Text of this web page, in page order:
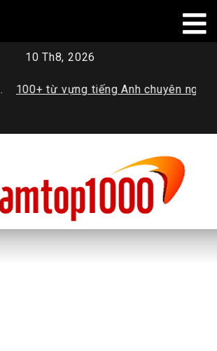
10 Th8, 2026
100+ từ vựng tiếng Anh chuyên ngành